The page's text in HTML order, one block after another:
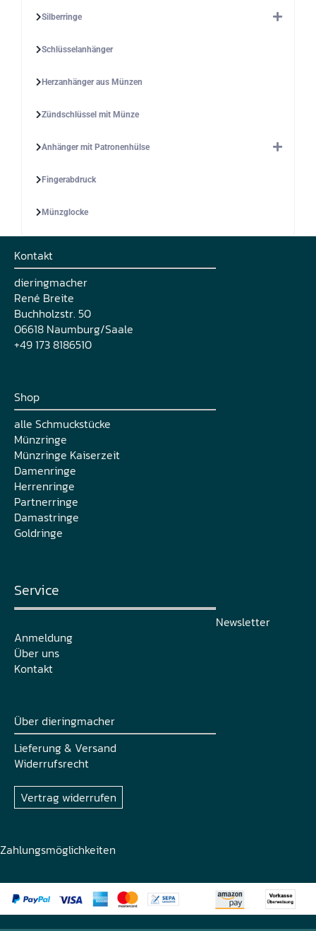
Silberringe
Schlüsselanhänger
Herzanhänger aus Münzen
Zündschlüssel mit Münze
Anhänger mit Patronenhülse
Fingerabdruck
Münzglocke
Kontakt
dieringmacher
René Breite
Buchholzstr. 50
06618 Naumburg/Saale
+49 173 8186510
Shop
alle Schmuckstücke
Münzringe
Münzringe Kaiserzeit
Damenringe
Herrenringe
Partnerringe
Damastringe
Goldringe
Service
Newsletter
Anmeldung
Über uns
Kontakt
Über dieringmacher
Lieferung & Versand
Widerrufsrecht
Vertrag widerrufen
Zahlungsmöglichkeiten